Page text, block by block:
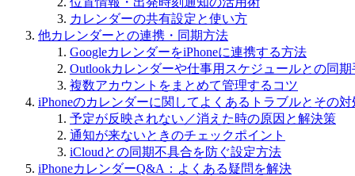
カレンダーの共有設定と使い方
他カレンダーとの連携・同期方法
GoogleカレンダーをiPhoneに連携する方法
Outlookカレンダーや仕事用スケジュールとの同期
複数アカウントをまとめて管理するコツ
iPhoneのカレンダーに関してよくあるトラブルとその対
予定が反映されない／消えた時の原因と解決策
通知が来ないときのチェックポイント
iCloudとの同期不具合を防ぐ設定方法
iPhoneカレンダーQ&A：よくある疑問を解決